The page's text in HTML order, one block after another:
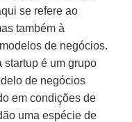
se refere ao
também à
de negócios.
startup é um grupo
de negócios
em condições de
uma espécie de